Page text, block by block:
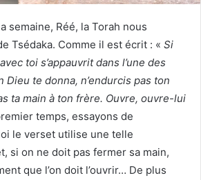
semaine, Réé, la Torah nous
Tsédaka. Comme il est écrit : « Si
toi s’appauvrit dans l’une des
Dieu te donna, n’endurcis pas ton
ta main à ton frère. Ouvre, ouvre-lui
temps, essayons de
le verset utilise une telle
si on ne doit pas fermer sa main,
que l’on doit l’ouvrir… De plus